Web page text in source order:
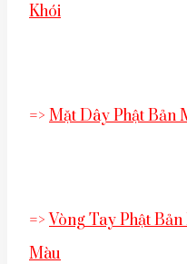
Khói
=> Mặt Dây Phật Bản
=>Vòng Tay Phật
Màu